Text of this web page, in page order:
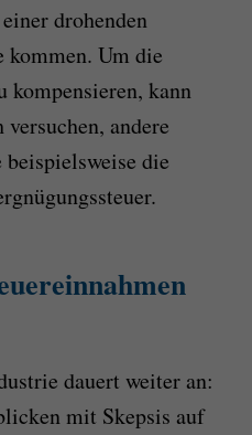
drohenden
kommen. Um die
kompensieren, kann
andere
die
dauert weiter an:
mit Skepsis auf